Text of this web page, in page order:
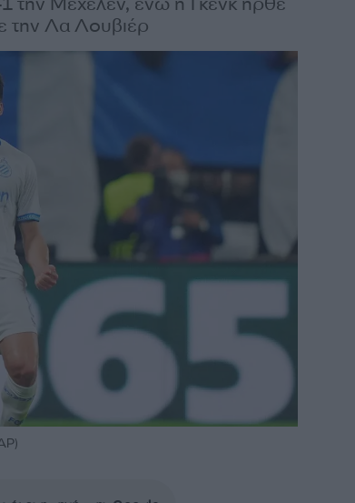
την Λα Λουβιέρ